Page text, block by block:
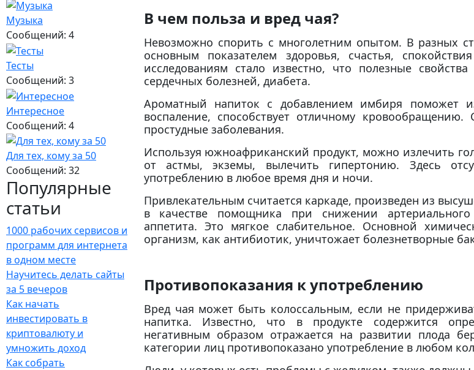
Музыка
Сообщений: 4
Тесты
Сообщений: 3
Интересное
Сообщений: 4
Для тех, кому за 50
Сообщений: 32
Популярные
статьи
1000 рабочих сервисов и
программ для интернета
в одном месте
Научитесь делать сайты
за 5 вечеров
Как начать
инвестировать в
криптовалюту и
умножить доход
Как собрать
В чем польза и вред чая?
Невозможно спорить с многолетним опытом. В разных
основным показателем здоровья, счастья,
исследованиям стало известно, что полезные
сердечных болезней, диабета.
Ароматный напиток с добавлением имбиря поможет
воспаление, способствует отличному
простудные заболевания.
Используя южноафриканский продукт, можно излечить
от астмы, экземы, вылечить гипертонию. Здесь
употреблению в любое время дня и ночи.
Привлекательным считается каркаде, произведен из
в качестве помощника при снижении артериального
аппетита. Это мягкое слабительное. Основной
организм, как антибиотик, уничтожает болезнетворные
Противопоказания к употреблению
Вред чая может быть колоссальным, если не
напитка. Известно, что в продукте содержится
негативным образом отражается на развитии плода
категории лиц противопоказано употребление в любом